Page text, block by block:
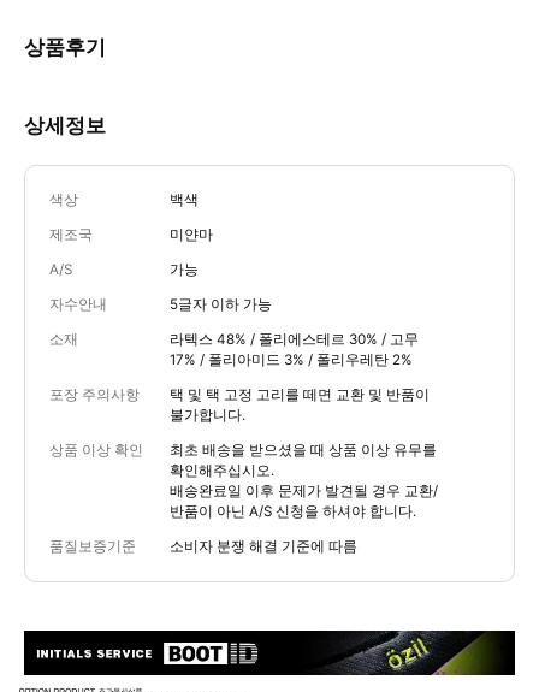
상품후기
상세정보
색상 백색
제조국 미얀마
A/S 가능
자수안내 5글자 이하 가능
소재
라텍스 48% / 폴리에스테르 30% / 고무
17% / 폴리아미드 3% / 폴리우레탄 2%
포장 주의사항
택 및 택 고정 고리를 떼면 교환 및 반품이
불가합니다.
상품 이상 확인
최초 배송을 받으셨을 때 상품 이상 유무를
확인해주십시오.
배송완료일 이후 문제가 발견될 경우 교환/
반품이 아닌 A/S 신청을 하셔야 합니다.
품질보증기준 소비자 분쟁 해결 기준에 따름